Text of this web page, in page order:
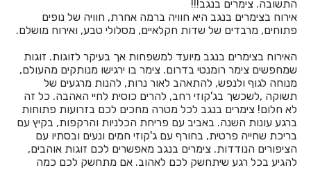
חדרים לפי שעה באופקים
חדרים לפי שעה באור יהודה
חדרים לפי שעה באור עקיבא
חדרים לפי שעה באחיהוד
חדרים לפי שעה באחיטוב
חדרים לפי שעה באילת
התשובה. צימרים בנגב!!!
אירוח בצימרים בנגב היא חוויה ברמה אחרת, חוויה של נופים
פתוחים, מרבדים של שדות חקלאיים, מסלולי טבע, ואירוח מושלם.
האירוח בצימרים בנגב מיועד למשפחות אך בעיקר לזוגות. זוגות
שמחפשים צימר רומנטי בדרום. צימר בו ירגישו מנותקים מהעולם,
מנוחה לגוף ולנפש, להתאהב לאור נרות, להנות מרגעים של
תשוקה ,לשכשך בג'קוזי רחב, להרים כוסית לחיי האהבה. כל זה
לא חלום! צימרים בנגב לכל מטרה מחכים לכם בזרועות פתוחות
ברגע עונות השנה. באביב עם פריחת הכלניות והרקפות, בקיץ עם
בריכת שחייה פרטית, בחורף עם ג'קוזי חמים ונעים ובסתיו עם
הציפורים הנודדות. צימרים בנגב מאפשרים לכם זוגות אוהבים,
להגיע בכל רגע שיתחשק לכם לאהוב. אם מתחשק לכם כמה